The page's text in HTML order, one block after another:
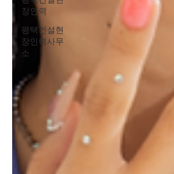
장인력
평택건설현
장인력사무
소